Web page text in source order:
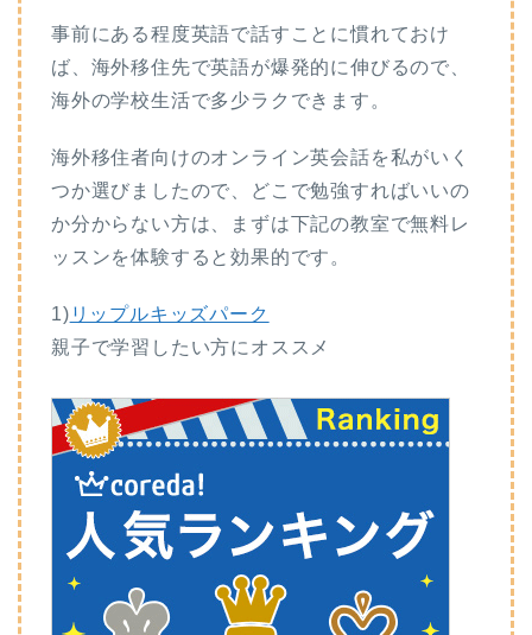
事前にある程度英語で話すことに慣れておけ
ば、海外移住先で英語が爆発的に伸びるので、
海外の学校生活で多少ラクできます。
海外移住者向けのオンライン英会話を私がいく
つか選びましたので、どこで勉強すればいいの
か分からない方は、まずは下記の教室で無料レ
ッスンを体験すると効果的です。
1) リップルキッズパーク
親子で学習したい方にオススメ